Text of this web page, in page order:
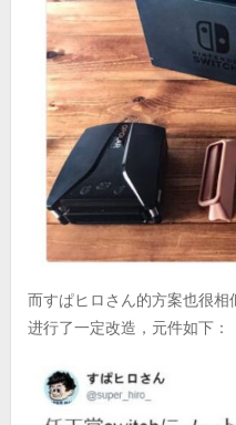
而すぱヒロさん的方案也很
进行了一定改造，元件如下：